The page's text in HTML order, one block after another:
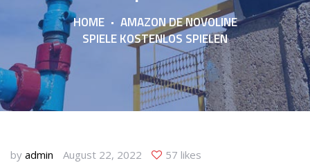
HOME
AMAZON DE NOVOLINE
SPIELE KOSTENLOS SPIELEN
by admin August 22, 2022 57 likes